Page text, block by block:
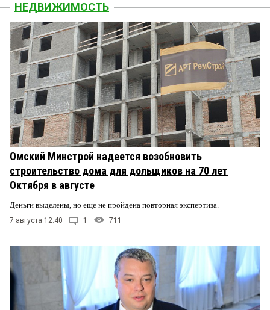
НЕДВИЖИМОСТЬ
Омский Минстрой надеется возобновить
строительство дома для дольщиков на 70 лет
Октября в августе
Деньги выделены, но еще не пройдена повторная экспертиза.
7 августа 12:40 1 711